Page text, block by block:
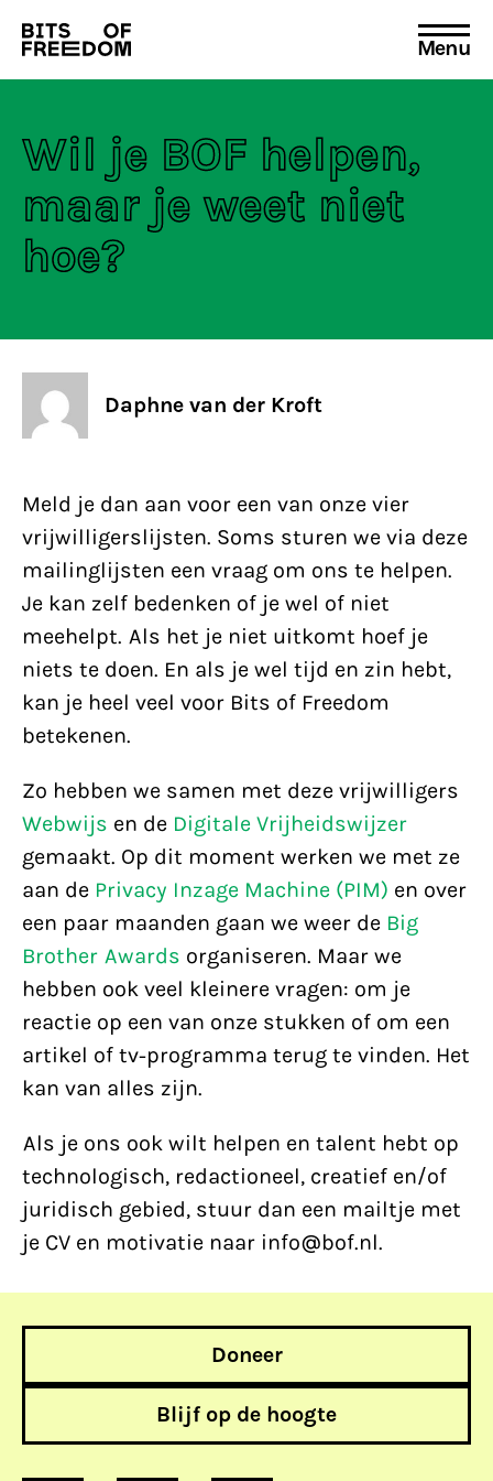
Search
for:
Menu
Wil je BOF helpen,
maar je weet niet
hoe?
Daphne van der Kroft
Meld je dan aan voor een van onze vier
vrijwilligerslijsten. Soms sturen we via deze
mailinglijsten een vraag om ons te helpen.
Je kan zelf bedenken of je wel of niet
meehelpt. Als het je niet uitkomt hoef je
niets te doen. En als je wel tijd en zin hebt,
kan je heel veel voor Bits of Freedom
betekenen.
Zo hebben we samen met deze vrijwilligers
Webwijs en de Digitale Vrijheidswijzer
gemaakt. Op dit moment werken we met ze
aan de Privacy Inzage Machine (PIM) en over
een paar maanden gaan we weer de Big
Brother Awards organiseren. Maar we
hebben ook veel kleinere vragen: om je
reactie op een van onze stukken of om een
artikel of tv-programma terug te vinden. Het
kan van alles zijn.
Als je ons ook wilt helpen en talent hebt op
technologisch, redactioneel, creatief en/of
juridisch gebied, stuur dan een mailtje met
je CV en motivatie naar info@bof.nl.
Doneer
Blijf op de hoogte